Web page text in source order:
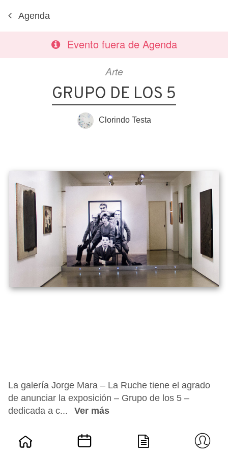
Agenda
Evento fuera de Agenda
Arte
GRUPO DE LOS 5
Clorindo Testa
La galería Jorge Mara – La Ruche tiene el agrado
de anunciar la exposición – Grupo de los 5 –
dedicada a c...
Ver más